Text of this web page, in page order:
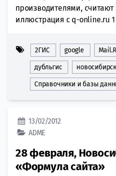
производителями, считают
иллюстрация с q-online.ru 1
2ГИС google
дубльгис
Справочники и базы
13/02/2012
ADME
28 февраля,
«Формула сайта»